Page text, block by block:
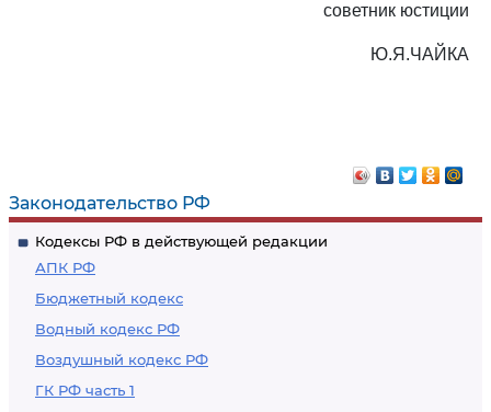
Законодательство РФ
Кодексы РФ в действующей редакции
АПК РФ
Бюджетный кодекс
Водный кодекс РФ
Воздушный кодекс РФ
ГК РФ часть 1
советник юстиции
Ю.Я.ЧАЙКА